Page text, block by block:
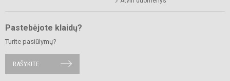
Pastebėjote klaidų?
Turite pasiūlymų?
RAŠYKITE